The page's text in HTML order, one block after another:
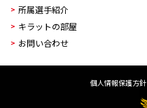
所属選手紹介
キラットの部屋
お問い合わせ
個人情報保護方針